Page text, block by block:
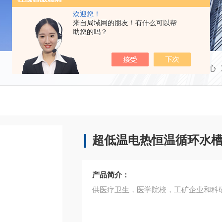
欢迎您！
来自局域网的朋友！有什么可以帮
助您的吗？
当前位置：首页 产品中心
超低温电热恒温循环水
产品简介：
供医疗卫生，医学院校，工矿企业和